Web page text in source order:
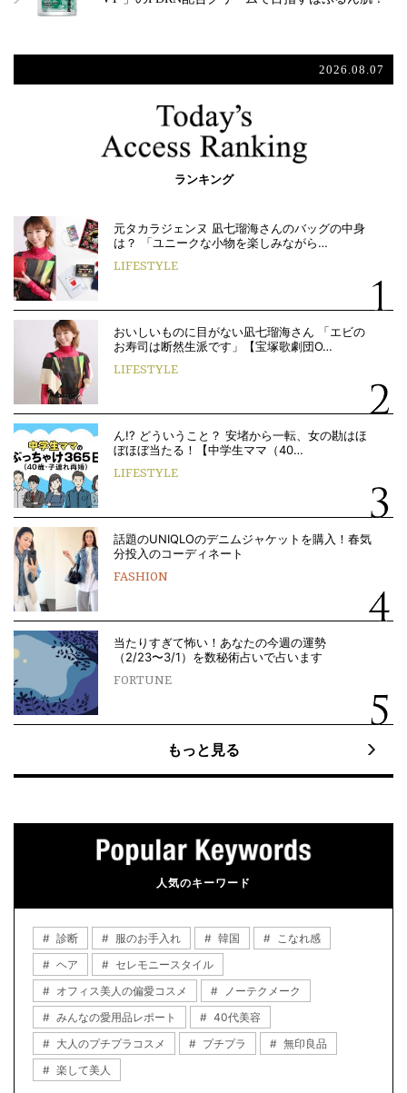
2026.08.07
ランキング
元タカラジェンヌ 凪七瑠海さんのバッグの中身
は？ 「ユニークな小物を楽しみながら…
LIFESTYLE
おいしいものに目がない凪七瑠海さん 「エビの
お寿司は断然生派です」【宝塚歌劇団O…
LIFESTYLE
ん!? どういうこと？ 安堵から一転、女の勘はほ
ぼほぼ当たる！【中学生ママ（40…
LIFESTYLE
話題のUNIQLOのデニムジャケットを購入！春気
分投入のコーディネート
FASHION
当たりすぎて怖い！あなたの今週の運勢
（2/23〜3/1）を数秘術占いで占います
FORTUNE
もっと見る
人気のキーワード
診断 服のお手入れ 韓国
こなれ感
ヘア
セレモニースタイル
オフィス美人の偏愛コスメ
ノーテクメーク
みんなの愛用品レポート
40代美容
大人のプチプラコスメ
プチプラ
無印良品
楽して美人